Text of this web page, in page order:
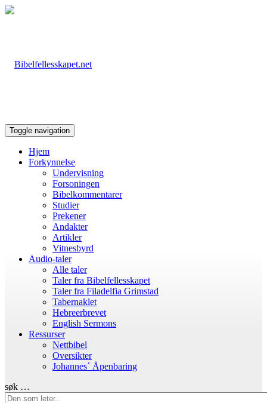
Toggle navigation
Hjem
Forkynnelse
Undervisning
Forsoningen
Bibelkommentarer
Studier
Prekener
Andakter
Artikler
Vitnesbyrd
Audio-taler
Alle taler
Taler fra Bibelfellesskapet
Taler fra Filadelfia Grimstad
Tabernaklet
Hebreerbrevet
English Sermons
Ressurser
Nettbibel
Oversikter
Johannes´ Åpenbaring
søk …